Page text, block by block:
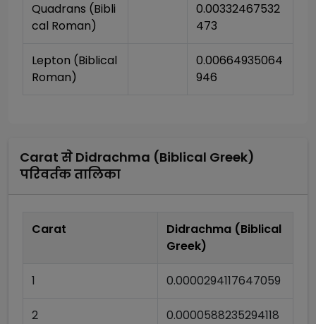
Quadrans (Bibli
cal Roman)
0.00332467532
473
Lepton (Biblical
Roman)
0.00664935064
946
Carat से Didrachma (Biblical Greek)
परिवर्तक तालिका
Carat
Didrachma (Biblical
Greek)
1 0.0000294117647059
2 0.0000588235294118